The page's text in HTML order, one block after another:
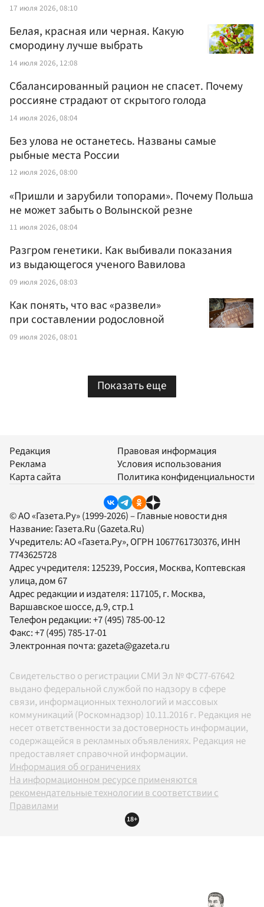
17 июля 2026, 08:10
Белая, красная или черная. Какую
смородину лучше выбрать
14 июля 2026, 12:08
Сбалансированный рацион не спасет. Почему
россияне страдают от скрытого голода
14 июля 2026, 08:04
Без улова не останетесь. Названы самые
рыбные места России
12 июля 2026, 08:00
«Пришли и зарубили топорами». Почему Польша
не может забыть о Волынской резне
11 июля 2026, 08:04
Разгром генетики. Как выбивали показания
из выдающегося ученого Вавилова
09 июля 2026, 08:03
Как понять, что вас «развели»
при составлении родословной
09 июля 2026, 08:01
Показать еще
Редакция
Реклама
Карта сайта
Правовая информация
Условия использования
Политика конфиденциальности
© АО «Газета.Ру» (1999-2026) – Главные новости дня
Название: Газета.Ru (Gazeta.Ru)
Учредитель:АО «Газета.Ру», ОГРН 1067761730376, ИНН
7743625728
Адрес учредителя: 125239, Россия, Москва, Коптевская
улица, дом 67
Адрес редакции и издателя: 117105, г. Москва,
Варшавское шоссе, д.9, стр.1
Телефон редакции:+7 (495) 785-00-12
Факс:+7 (495) 785-17-01
Электронная почта:gazeta@gazeta.ru
Свидетельство о регистрации СМИ Эл № ФС77-67642
выдано федеральной службой по надзору в сфере
связи, информационных технологий и массовых
коммуникаций (Роскомнадзор) 10.11.2016 г. Редакция не
несет ответственности за достоверность информации,
содержащейся в рекламных объявлениях. Редакция не
предоставляет справочной информации.
Информация об ограничениях
На информационном ресурсе применяются
рекомендательные технологии в соответствии с
Правилами
18+